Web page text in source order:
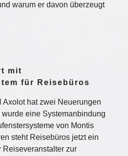
warum er davon überzeugt
mit
für Reisebüros
Axolot hat zwei Neuerungen
eine Systemanbindung
von Montis
steht Reisebüros jetzt ein
Reiseveranstalter zur